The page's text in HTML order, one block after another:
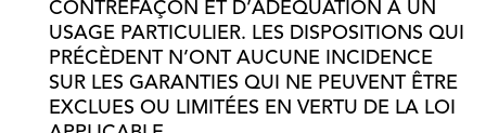
CONTREFAÇON ET D’ADÉQUATION À UN
USAGE PARTICULIER. LES DISPOSITIONS QUI
PRÉCÈDENT N’ONT AUCUNE INCIDENCE
SUR LES GARANTIES QUI NE PEUVENT ÊTRE
EXCLUES OU LIMITÉES EN VERTU DE LA LOI